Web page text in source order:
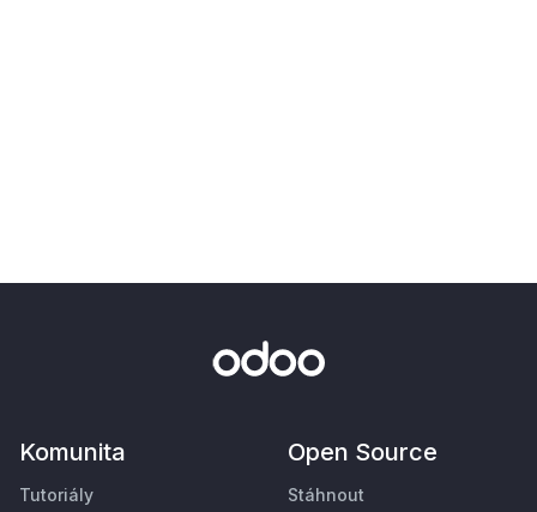
Komunita
Tutoriály
Open Source
Stáhnout